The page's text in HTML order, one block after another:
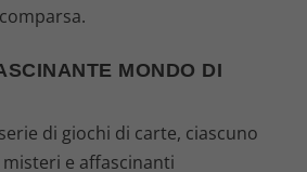
MONDO DI
di giochi di carte, ciascuno
e affascinanti